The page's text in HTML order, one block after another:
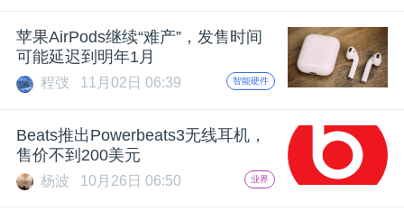
开
活
苹果AirPods继续“难产”，发售时间
可能延迟到明年1月
程弢 11月02日 06:39 智能硬件
Beats推出Powerbeats3无线耳机，
售价不到200美元
杨波 10月26日 06:50 业界